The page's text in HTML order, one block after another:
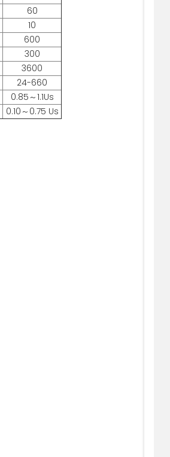
60
10
600
300
3600
24-660
0.85～1.1Us
0.10～0.75 Us